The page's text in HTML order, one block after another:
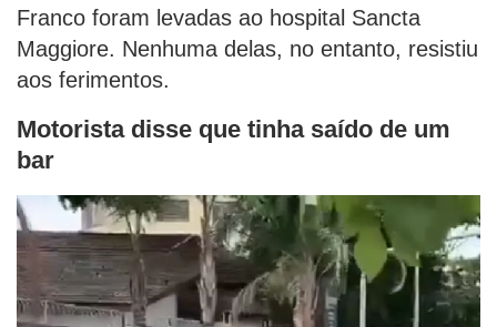
Franco foram levadas ao hospital Sancta
Maggiore. Nenhuma delas, no entanto, resistiu
aos ferimentos.
Motorista disse que tinha saído de um
bar